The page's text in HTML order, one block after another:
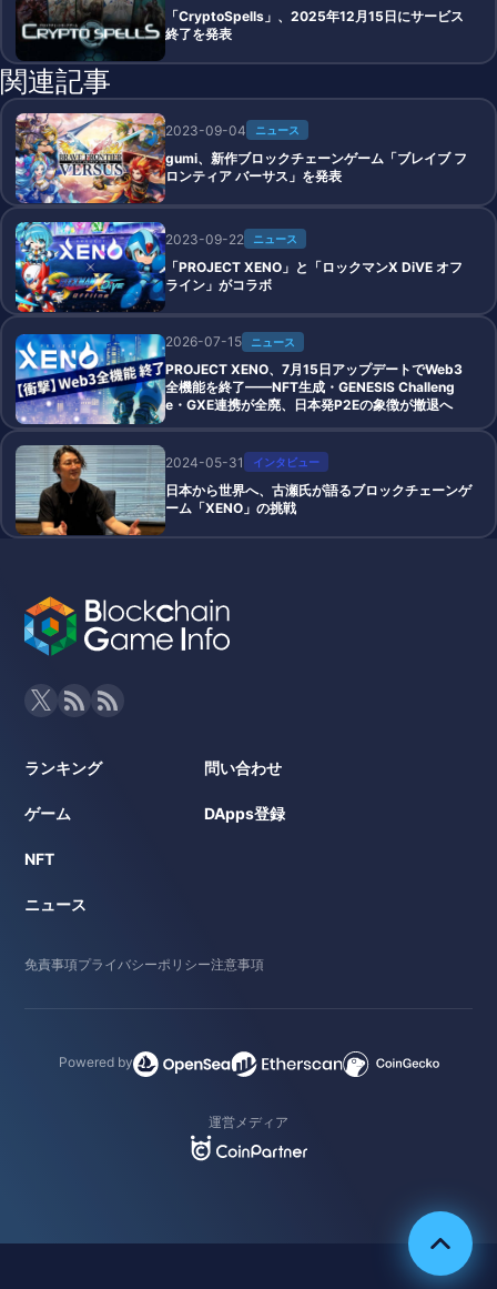
「CryptoSpells」、2025年12月15日にサービス
終了を発表
関連記事
2023-09-04 ニュース
gumi、新作ブロックチェーンゲーム「ブレイブ フ
ロンティア バーサス」を発表
2023-09-22 ニュース
「PROJECT XENO」と「ロックマンX DiVE オフ
ライン」がコラボ
2026-07-15 ニュース
PROJECT XENO、7月15日アップデートでWeb3
全機能を終了——NFT生成・GENESIS Challeng
e・GXE連携が全廃、日本発P2Eの象徴が撤退へ
2024-05-31 インタビュー
日本から世界へ、古瀬氏が語るブロックチェーンゲ
ーム「XENO」の挑戦
ランキング
ゲーム
NFT
ニュース
問い合わせ
DApps登録
免責事項プライバシーポリシー注意事項
Powered by
運営メディア